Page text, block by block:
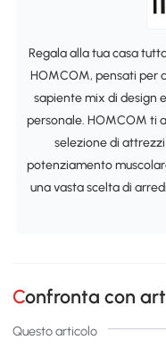
Regala alla tua casa
HOMCOM, pensati per
sapiente mix di design
personale. HOMCOM ti
selezione di
potenziamento
una vasta scelta di
Confronta con
Questo articolo